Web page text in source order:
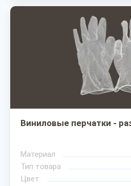
Виниловые перчатки -
Материал
Тип товара
Цвет